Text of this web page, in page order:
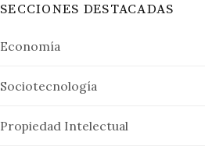
SECCIONES DESTACADAS
Economía
Sociotecnología
Propiedad Intelectual